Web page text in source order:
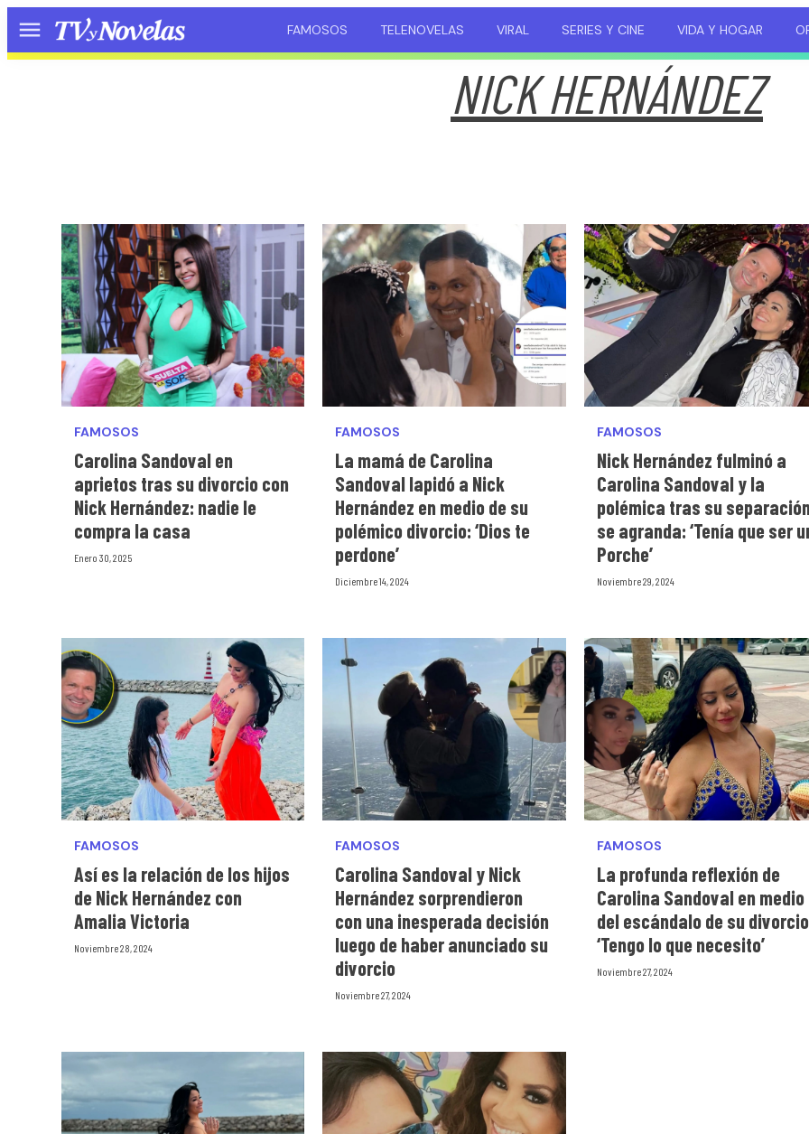
Menú FAMOSOS TELENOVELAS VIRAL SERIES Y CINE VIDA Y HOGAR
NICK HERNÁNDEZ
FAMOSOS
Carolina Sandoval en
aprietos tras su divorcio con
Nick Hernández: nadie le
compra la casa
Enero 30, 2025
FAMOSOS
La mamá de Carolina
Sandoval lapidó a Nick
Hernández en medio de su
polémico divorcio: ‘Dios te
perdone’
Diciembre 14, 2024
FAMOSOS
Nick Hernández fulminó a
Carolina Sandoval y la
polémica tras su
se agranda: ‘Tenía que ser
Porche’
Noviembre 29, 2024
FAMOSOS
Así es la relación de los hijos
de Nick Hernández con
Amalia Victoria
Noviembre 28, 2024
FAMOSOS
Carolina Sandoval y Nick
Hernández sorprendieron
con una inesperada decisión
luego de haber anunciado su
divorcio
Noviembre 27, 2024
FAMOSOS
La profunda reflexión de
Carolina Sandoval en medio
del escándalo de su
‘Tengo lo que necesito’
Noviembre 27, 2024